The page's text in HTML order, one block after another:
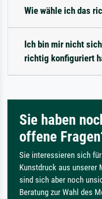
Wie wähle ich das
Ich bin mir nicht
richtig konfiguriert
Sie haben
offene
Sie interessieren sich
Kunstdruck aus unserer
sind sich aber noch
Beratung zur Wahl des